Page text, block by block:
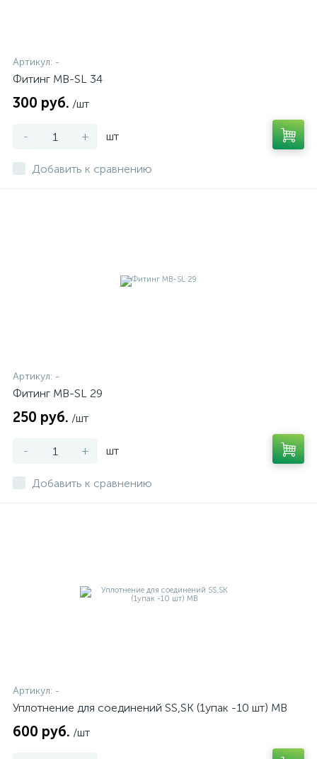
Артикул: -
Фитинг MB-SL 34
300 руб. /шт
- + шт
Добавить к сравнению
Артикул: -
Фитинг MB-SL 29
250 руб. /шт
- + шт
Добавить к сравнению
Артикул: -
Уплотнение для соединений SS,SK (1упак -10 шт) MB
600 руб. /шт